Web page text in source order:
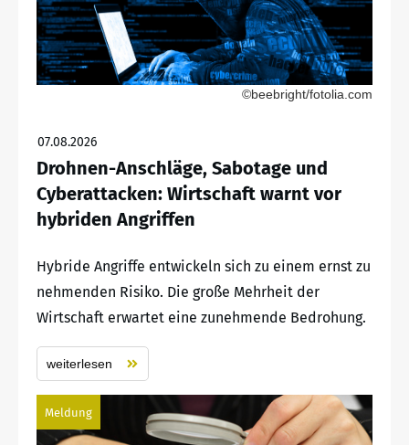
©beebright/fotolia.com
07.08.2026
Drohnen-Anschläge, Sabotage und
Cyberattacken: Wirtschaft warnt vor
hybriden Angriffen
Hybride Angriffe entwickeln sich zu einem ernst zu
nehmenden Risiko. Die große Mehrheit der
Wirtschaft erwartet eine zunehmende Bedrohung.
weiterlesen
Meldung